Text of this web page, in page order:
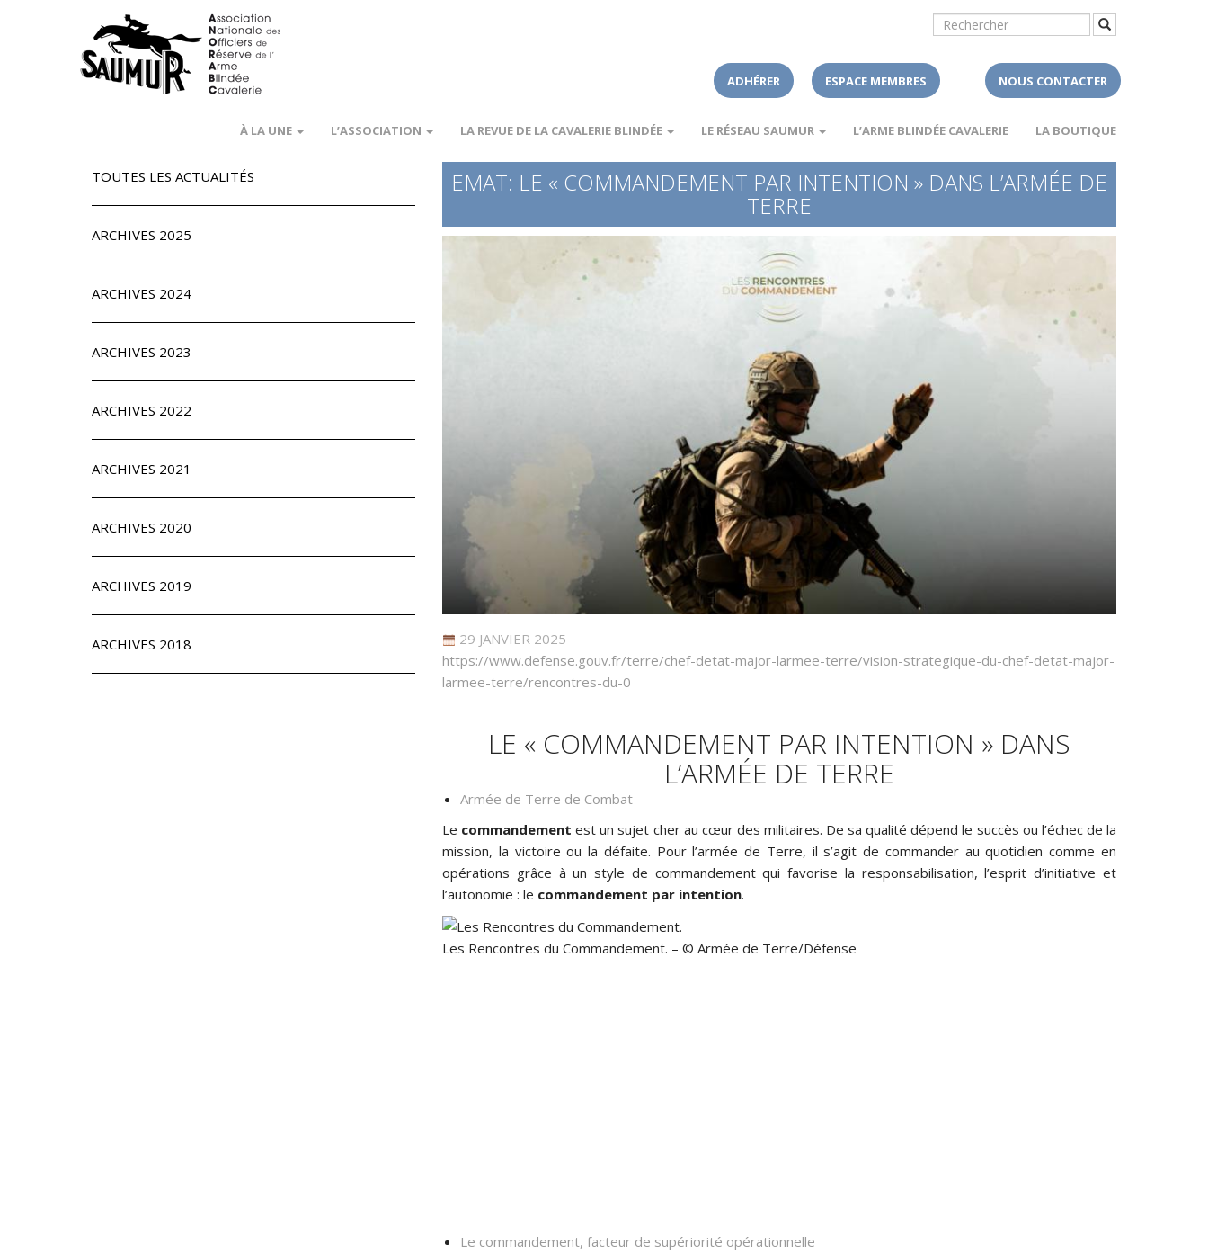
ADHÉRER ESPACE MEMBRES NOUS CONTACTER
À LA UNE L’ASSOCIATION LA REVUE DE LA CAVALERIE BLINDÉE LE RÉSEAU SAUMUR L’ARME BLINDÉE CAVALERIE LA BOUTIQUE
TOUTES LES ACTUALITÉS
ARCHIVES 2025
ARCHIVES 2024
ARCHIVES 2023
ARCHIVES 2022
ARCHIVES 2021
ARCHIVES 2020
ARCHIVES 2019
ARCHIVES 2018
EMAT: LE « COMMANDEMENT PAR INTENTION » DANS L’ARMÉE DE
TERRE
29 JANVIER 2025
https://www.defense.gouv.fr/terre/chef-detat-major-larmee-terre/vision-strategique-du-chef-detat-major-
larmee-terre/rencontres-du-0
LE « COMMANDEMENT PAR INTENTION » DANS
L’ARMÉE DE TERRE
Armée de Terre de Combat
Le commandement est un sujet cher au cœur des militaires. De sa qualité dépend le succès ou l’échec de la
mission, la victoire ou la défaite. Pour l’armée de Terre, il s’agit de commander au quotidien comme en
opérations grâce à un style de commandement qui favorise la responsabilisation, l’esprit d’initiative et
l’autonomie : le commandement par intention.
Les Rencontres du Commandement. – © Armée de Terre/Défense
Le commandement, facteur de supériorité opérationnelle